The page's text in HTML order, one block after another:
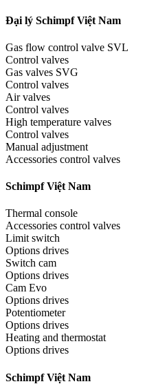
Đại lý Schimpf Việt Nam
Gas flow control valve SVL
Control valves
Gas valves SVG
Control valves
Air valves
Control valves
High temperature valves
Control valves
Manual adjustment
Accessories control valves
Schimpf Việt Nam
Thermal console
Accessories control valves
Limit switch
Options drives
Switch cam
Options drives
Cam Evo
Options drives
Potentiometer
Options drives
Heating and thermostat
Options drives
Schimpf Việt Nam